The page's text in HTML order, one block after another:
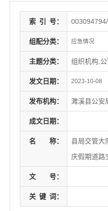
索 引 号：
组配分类： 应急情况
主题分类： 组织机构,
发文日期： 2023-10-08
发布机构： 濉溪县公安
成文日期：
名 称：
县局交管大
庆假期道路
文 号：
关 键 词：